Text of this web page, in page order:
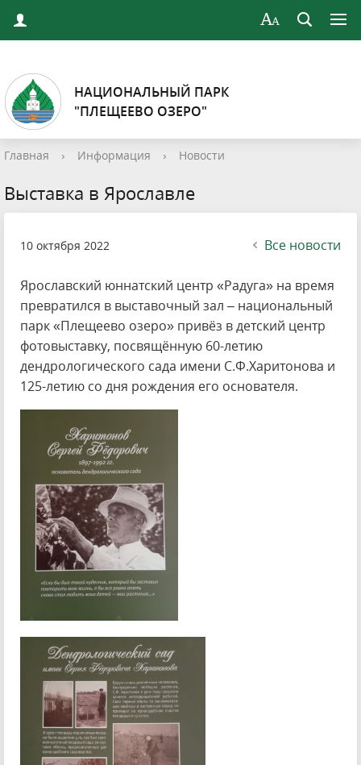
НАЦИОНАЛЬНЫЙ ПАРК
"ПЛЕЩЕЕВО ОЗЕРО"
Главная › Информация › Новости
Выставка в Ярославле
10 октября 2022 Все новости
Ярославский юннатский центр «Радуга» на время
превратился в выставочный зал – национальный
парк «Плещеево озеро» привёз в детский центр
фотовыставку, посвящённую 60-летию
дендрологического сада имени С.Ф.Харитонова и
125-летию со дня рождения его основателя.